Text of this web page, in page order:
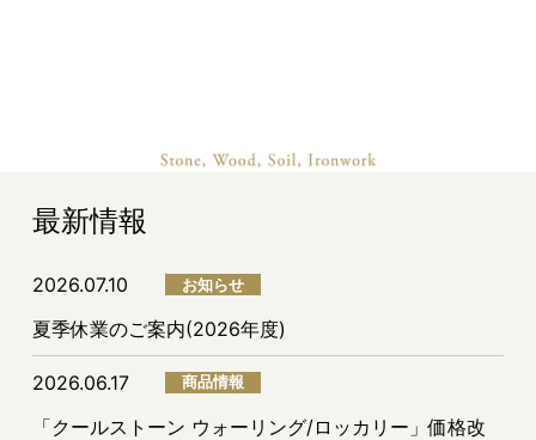
最新情報
2026.07.10 お知らせ
夏季休業のご案内(2026年度)
2026.06.17 商品情報
「クールストーン ウォーリング/ロッカリー」価格改